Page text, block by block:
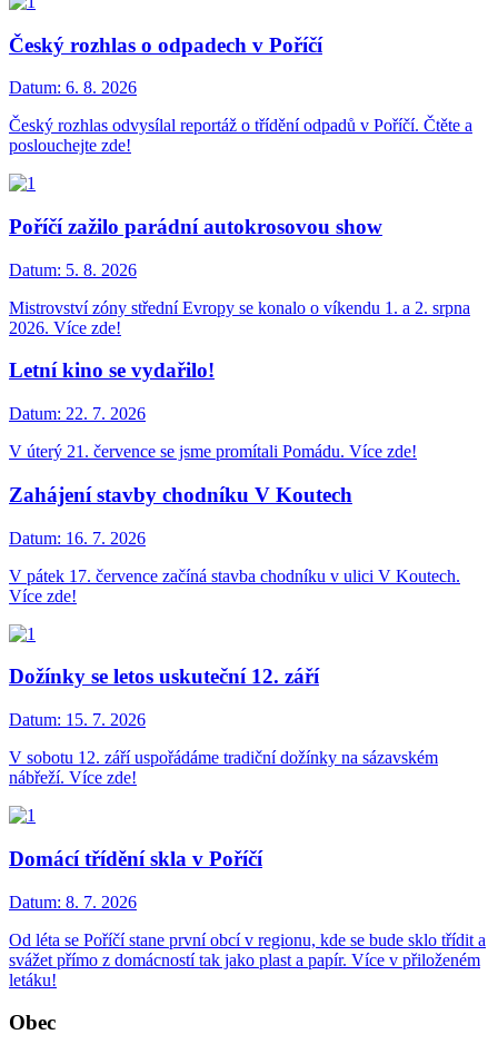
Český rozhlas o odpadech v Poříčí
Datum: 6. 8. 2026
Český rozhlas odvysílal reportáž o třídění odpadů v Poříčí. Čtěte a
poslouchejte zde!
Poříčí zažilo parádní autokrosovou show
Datum: 5. 8. 2026
Mistrovství zóny střední Evropy se konalo o víkendu 1. a 2. srpna
2026. Více zde!
Letní kino se vydařilo!
Datum: 22. 7. 2026
V úterý 21. července se jsme promítali Pomádu. Více zde!
Zahájení stavby chodníku V Koutech
Datum: 16. 7. 2026
V pátek 17. července začíná stavba chodníku v ulici V Koutech.
Více zde!
Dožínky se letos uskuteční 12. září
Datum: 15. 7. 2026
V sobotu 12. září uspořádáme tradiční dožínky na sázavském
nábřeží. Více zde!
Domácí třídění skla v Poříčí
Datum: 8. 7. 2026
Od léta se Poříčí stane první obcí v regionu, kde se bude sklo třídit a
svážet přímo z domácností tak jako plast a papír. Více v přiloženém
letáku!
Obec